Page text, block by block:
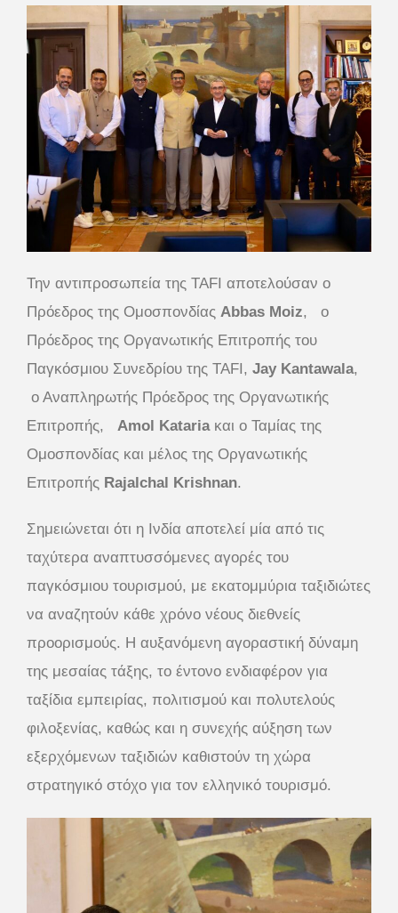
Την αντιπροσωπεία της TAFI αποτελούσαν ο
Πρόεδρος της Ομοσπονδίας Abbas Moiz, ο
Πρόεδρος της Οργανωτικής Επιτροπής του
Παγκόσμιου Συνεδρίου της TAFI, Jay Kantawala,
ο Αναπληρωτής Πρόεδρος της Οργανωτικής
Επιτροπής, Amol Katariaκαι ο Ταμίας της
Ομοσπονδίας και μέλος της Οργανωτικής
Επιτροπής Rajalchal Krishnan.
Σημειώνεται ότι η Ινδία αποτελεί μία από τις
ταχύτερα αναπτυσσόμενες αγορές του
παγκόσμιου τουρισμού, με εκατομμύρια ταξιδιώτες
να αναζητούν κάθε χρόνο νέους διεθνείς
προορισμούς. Η αυξανόμενη αγοραστική δύναμη
της μεσαίας τάξης, το έντονο ενδιαφέρον για
ταξίδια εμπειρίας, πολιτισμού και πολυτελούς
φιλοξενίας, καθώς και η συνεχής αύξηση των
εξερχόμενων ταξιδιών καθιστούν τη χώρα
στρατηγικό στόχο για τον ελληνικό τουρισμό.